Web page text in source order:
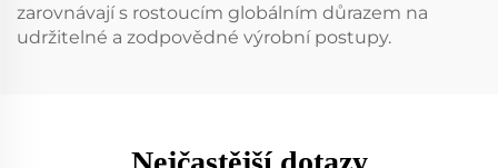
zarovnávají s rostoucím globálním důrazem na
udržitelné a zodpovědné výrobní postupy.